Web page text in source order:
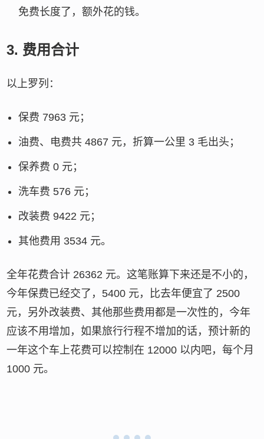
免费长度了，额外花的钱。
3. 费用合计
以上罗列：
保费 7963 元；
油费、电费共 4867 元，折算一公里 3 毛出头；
保养费 0 元；
洗车费 576 元；
改装费 9422 元；
其他费用 3534 元。
全年花费合计 26362 元。这笔账算下来还是不小的，
今年保费已经交了，5400 元，比去年便宜了 2500
元，另外改装费、其他那些费用都是一次性的，今年
应该不用增加，如果旅行行程不增加的话，预计新的
一年这个车上花费可以控制在 12000 以内吧，每个月
1000 元。